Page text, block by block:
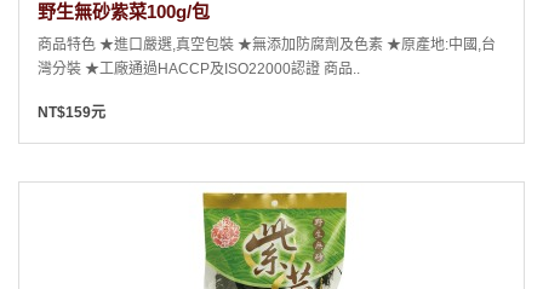
野生無砂紫菜100g/包
商品特色 ★進口嚴選,真空包裝 ★無添加防腐劑及色素 ★原產地:中國,台
灣分裝 ★工廠通過HACCP及ISO22000認證 商品..
NT$159元